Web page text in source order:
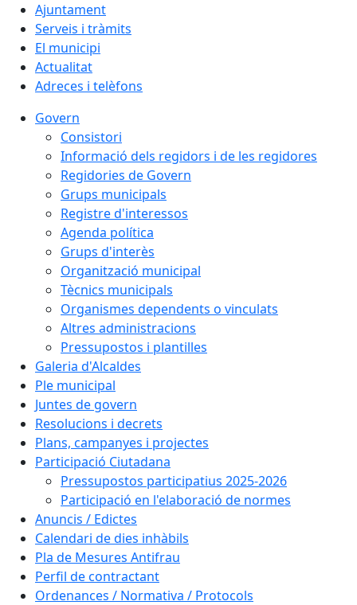
Ajuntament
Serveis i tràmits
El municipi
Actualitat
Adreces i telèfons
Govern
Consistori
Informació dels regidors i de les regidores
Regidories de Govern
Grups municipals
Registre d'interessos
Agenda política
Grups d'interès
Organització municipal
Tècnics municipals
Organismes dependents o vinculats
Altres administracions
Pressupostos i plantilles
Galeria d'Alcaldes
Ple municipal
Juntes de govern
Resolucions i decrets
Plans, campanyes i projectes
Participació Ciutadana
Pressupostos participatius 2025-2026
Participació en l'elaboració de normes
Anuncis / Edictes
Calendari de dies inhàbils
Pla de Mesures Antifrau
Perfil de contractant
Ordenances / Normativa / Protocols